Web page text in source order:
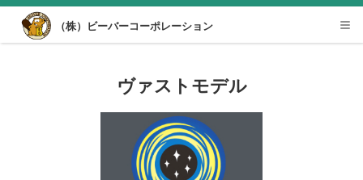
Desktop View
（株）ビーバーコーポレーション
ヴァストモデル